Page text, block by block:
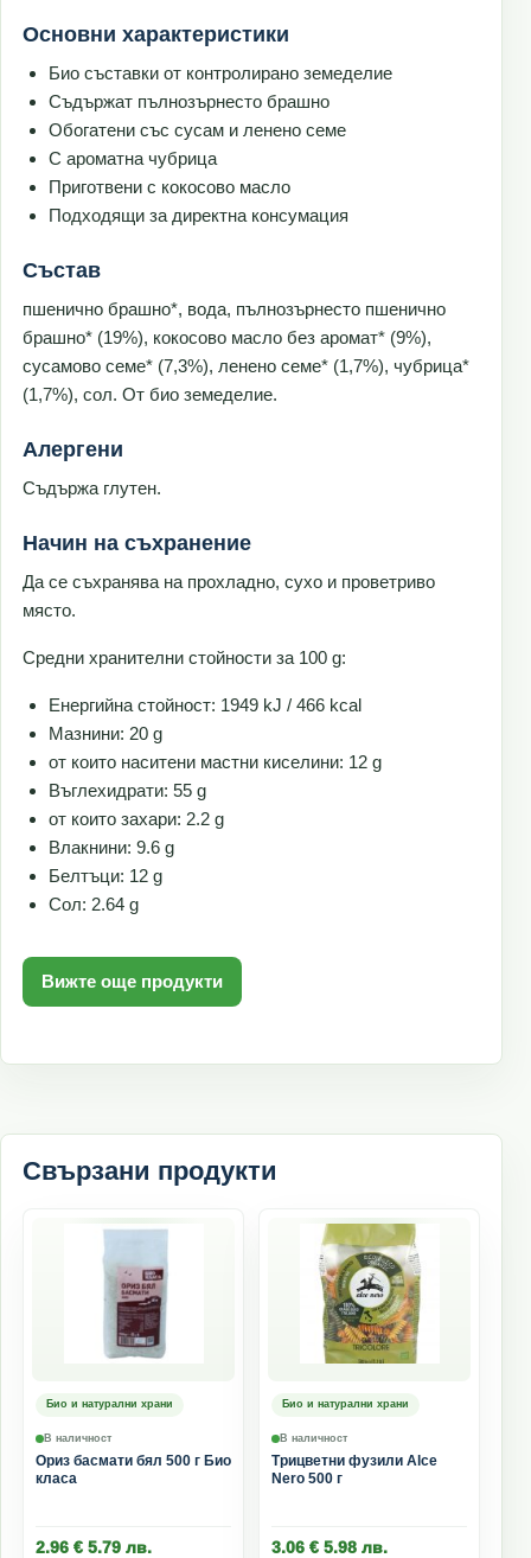
Основни характеристики
Био съставки от контролирано земеделие
Съдържат пълнозърнесто брашно
Обогатени със сусам и ленено семе
С ароматна чубрица
Приготвени с кокосово масло
Подходящи за директна консумация
Състав
пшенично брашно*, вода, пълнозърнесто пшенично
брашно* (19%), кокосово масло без аромат* (9%),
сусамово семе* (7,3%), ленено семе* (1,7%), чубрица*
(1,7%), сол. От био земеделие.
Алергени
Съдържа глутен.
Начин на съхранение
Да се съхранява на прохладно, сухо и проветриво
място.
Средни хранителни стойности за 100 g:
Енергийна стойност: 1949 kJ / 466 kcal
Мазнини: 20 g
от които наситени мастни киселини: 12 g
Въглехидрати: 55 g
от които захари: 2.2 g
Влакнини: 9.6 g
Белтъци: 12 g
Сол: 2.64 g
Вижте още продукти
Свързани продукти
Био и натурални храни
В наличност
Ориз басмати бял 500 г Био
класа
2.96 € 5.79 лв.
Био и натурални храни
В наличност
Трицветни фузили Alce
Nero 500 г
3.06 € 5.98 лв.